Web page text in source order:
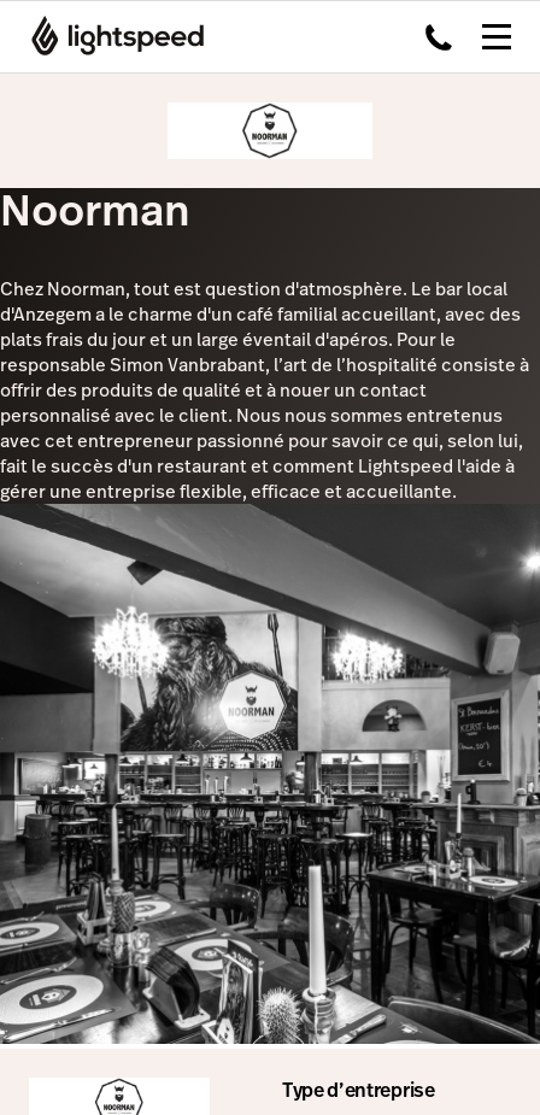
Noorman
Chez Noorman, tout est question d'atmosphère. Le bar local
d'Anzegem a le charme d'un café familial accueillant, avec des
plats frais du jour et un large éventail d'apéros. Pour le
responsable Simon Vanbrabant, l’art de l’hospitalité consiste à
offrir des produits de qualité et à nouer un contact
personnalisé avec le client. Nous nous sommes entretenus
avec cet entrepreneur passionné pour savoir ce qui, selon lui,
fait le succès d'un restaurant et comment Lightspeed l'aide à
gérer une entreprise flexible, efficace et accueillante.
Type d’entreprise